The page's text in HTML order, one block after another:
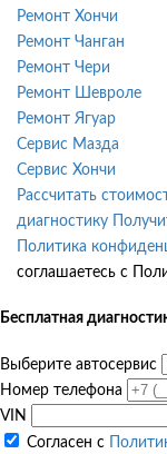
Ремонт Хончи
Ремонт Чанган
Ремонт Чери
Ремонт Шевроле
Ремонт Ягуар
Сервис Мазда
Сервис Хончи
Рассчитать
диагностику
Политика
соглашаетесь с
Бесплатная
Выберите автосервис
Номер телефона
VIN
Согласен с